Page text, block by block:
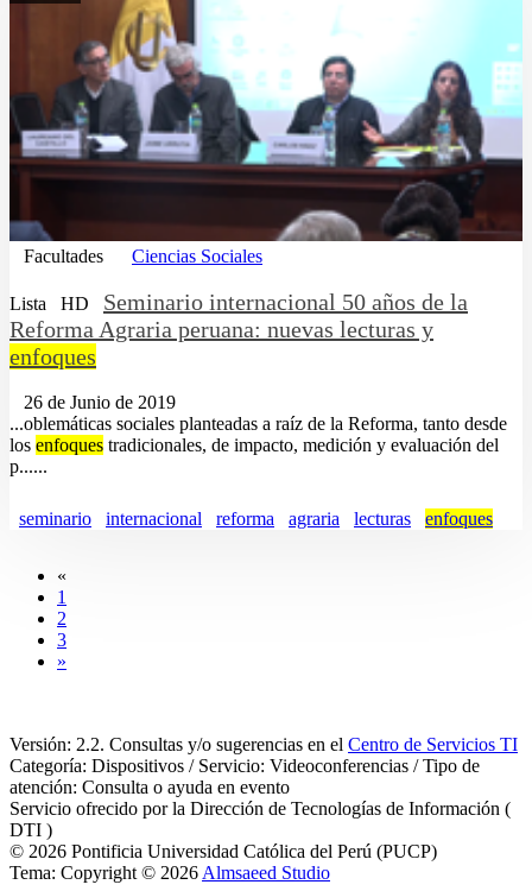
Facultades Ciencias Sociales
Lista HD
Seminario internacional 50 años de la
Reforma Agraria peruana: nuevas lecturas y
enfoques
26 de Junio de 2019
...oblemáticas sociales planteadas a raíz de la Reforma, tanto desde
los enfoques tradicionales, de impacto, medición y evaluación del
p......
seminario internacional reforma agraria lecturas enfoques
«
1
2
3
»
Versión: 2.2. Consultas y/o sugerencias en el Centro de Servicios TI
Categoría: Dispositivos / Servicio: Videoconferencias / Tipo de
atención: Consulta o ayuda en evento
Servicio ofrecido por la Dirección de Tecnologías de Información (
DTI )
© 2026 Pontificia Universidad Católica del Perú (PUCP)
Tema: Copyright © 2026 Almsaeed Studio